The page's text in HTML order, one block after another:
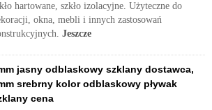
hartowane, szkło izolacyjne. Użyteczne do
okna, mebli i innych zastosowań
Jeszcze
jasny odblaskowy szklany dostawca,
srebrny kolor odblaskowy pływak
cena